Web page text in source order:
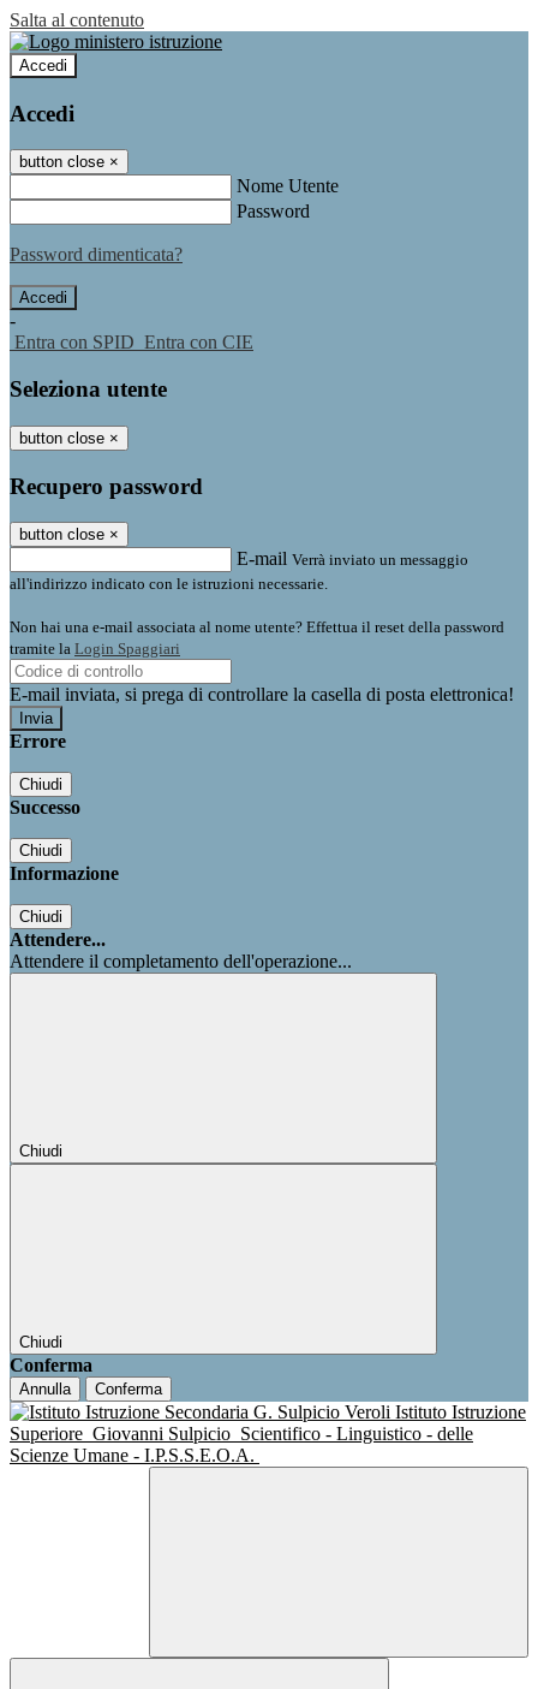
Salta al contenuto
Accedi
Accedi
button close ×
Nome Utente
Password
Password dimenticata?
-
Entra con SPID Entra con CIE
Seleziona utente
button close ×
Recupero password
button close ×
E-mail Verrà inviato un messaggio
all'indirizzo indicato con le istruzioni necessarie.
Non hai una e-mail associata al nome utente? Effettua il reset della password
tramite la Login Spaggiari
E-mail inviata, si prega di controllare la casella di posta elettronica!
Errore
Chiudi
Successo
Chiudi
Informazione
Chiudi
Attendere...
Attendere il completamento dell'operazione...
Chiudi
Chiudi
Conferma
Annulla Conferma
Istituto Istruzione
Superiore Giovanni Sulpicio Scientifico - Linguistico - delle
Scienze Umane - I.P.S.S.E.O.A.